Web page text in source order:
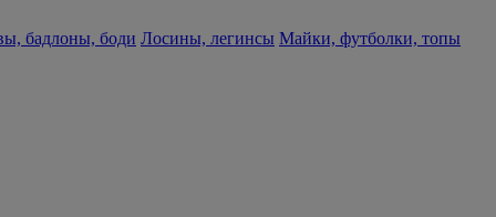
бадлоны, боди Лосины, легинсы Майки, футболки, топы